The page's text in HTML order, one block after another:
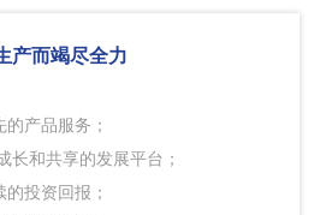
产而竭尽全力
产品服务；
长和共享的发展平台；
投资回报；